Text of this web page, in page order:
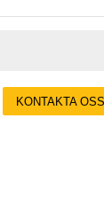
KONTAKTA OSS